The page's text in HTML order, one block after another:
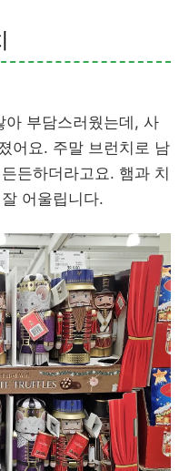
아 부담스러웠는데, 사
어요. 주말 브런치로 남
든하더라고요. 햄과 치
어울립니다.